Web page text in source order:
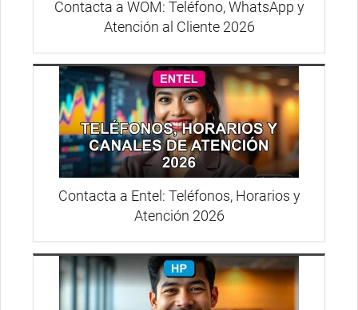
Contacta a WOM: Teléfono, WhatsApp y
Atención al Cliente 2026
Contacta a Entel: Teléfonos, Horarios y
Atención 2026